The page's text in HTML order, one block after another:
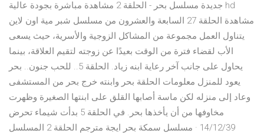
جديدة مسلسل بحر - الحلقة 2 مشاهدة مباشرة بجودة عالية hd
مشاهدة الحلقة 27 السابعة والعشرون من مسلسل شبر مية اون لاين
يتناول العمل مجموعة من المشاكل الزوجية والأسرية، حيث يسعى
الأب لقضاء فترة من الوقت بعيدًا عن زوجته لتقيم العلاقة، بينما
يحاول على جانب آخر رعاية ابنه زياد. الحلقة 5.. للحب جنون.. بحر
يعود للمنزل معلومات الحلقة بحر وابنته خرج بحر من المستشفى
وعاد إلى منزله لكن ماسة أصابها القلق على ابنتها الصغيرة وظهرت
مخاوفها من أن يأخذها بحر. في الحلقة 5 بدأت شيماء تحرض
14/12/39 · مسلسل سمكة بحر ايجة مترجم الحلقة 2 المسلسل